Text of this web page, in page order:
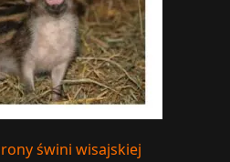
świni wisajskiej